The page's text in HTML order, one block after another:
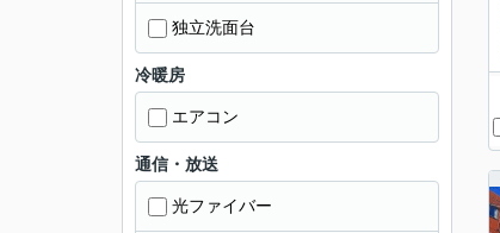
独立洗面台
冷暖房
エアコン
通信・放送
光ファイバー